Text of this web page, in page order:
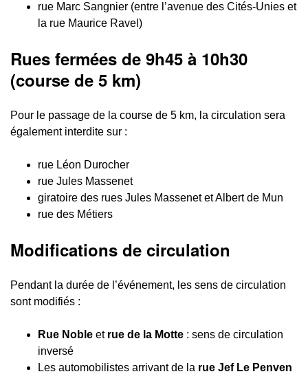
rue Marc Sangnier (entre l’avenue des Cités-Unies et
la rue Maurice Ravel)
Rues fermées de 9h45 à 10h30
(course de 5 km)
Pour le passage de la course de 5 km, la circulation sera
également interdite sur :
rue Léon Durocher
rue Jules Massenet
giratoire des rues Jules Massenet et Albert de Mun
rue des Métiers
Modifications de circulation
Pendant la durée de l’événement, les sens de circulation
sont modifiés :
Rue Noble et rue de la Motte : sens de circulation
inversé
Les automobilistes arrivant de la rue Jef Le Penven